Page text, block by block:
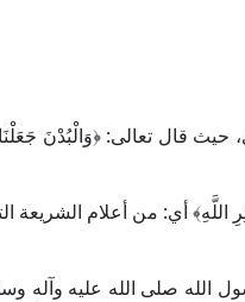
حيث قال تعالى: ﴿وَالْبُدْنَ
[﴿مِنْ شَعَائِرِ اللَّهِ﴾ أي: من أعلام الشريعة
الله صلى الله عليه وآله